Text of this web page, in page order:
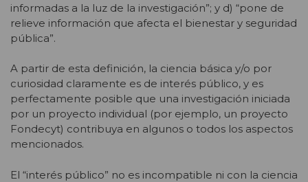
informadas a la luz de la investigación”; y d) “pone de
relieve información que afecta el bienestar y seguridad
pública”.
A partir de esta definición, la ciencia básica y/o por
curiosidad claramente es de interés público, y es
perfectamente posible que una investigación iniciada
por un proyecto individual (por ejemplo, un proyecto
Fondecyt) contribuya en algunos o todos los aspectos
mencionados.
El “interés público” no es incompatible ni con la ciencia